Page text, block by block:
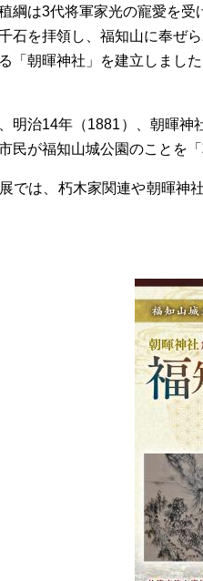
綱は3代将軍家光の寵愛を
石を拝領し、福知山に奉ぜ
「朝暉神社」を建立しまし
明治14年（1881）、朝暉神
民が福知山城公園のことを
では、朽木家関連や朝暉神